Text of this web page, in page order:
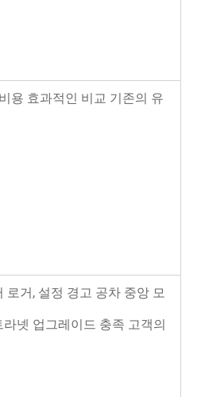
용 효과적인 비교 기존의 유
로거, 설정 경고 공차 중앙 모
넷 업그레이드 충족 고객의